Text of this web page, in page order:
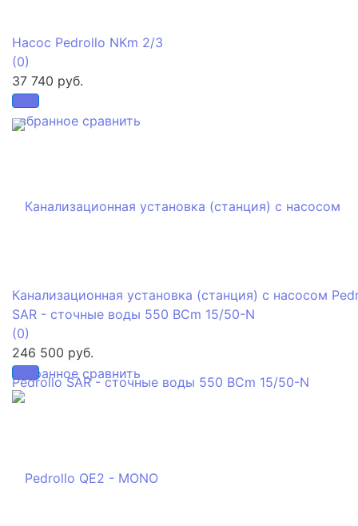
избранное сравнить
Насос Pedrollo NKm 2/3
(0)
37 740 руб.
избранное сравнить
Канализационная установка (станция) с насосом
SAR - сточные воды 550 BCm 15/50-N
(0)
246 500 руб.